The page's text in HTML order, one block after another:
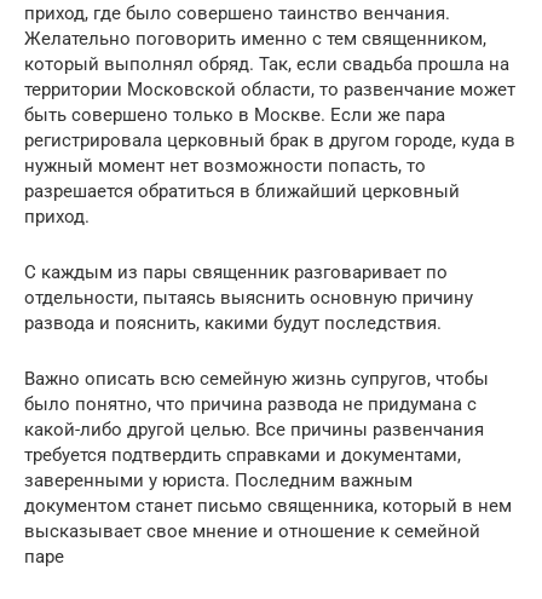
приход, где было совершено таинство венчания.
Желательно поговорить именно с тем священником,
который выполнял обряд. Так, если свадьба прошла на
территории Московской области, то развенчание может
быть совершено только в Москве. Если же пара
регистрировала церковный брак в другом городе, куда в
нужный момент нет возможности попасть, то
разрешается обратиться в ближайший церковный
приход.
С каждым из пары священник разговаривает по
отдельности, пытаясь выяснить основную причину
развода и пояснить, какими будут последствия.
Важно описать всю семейную жизнь супругов, чтобы
было понятно, что причина развода не придумана с
какой-либо другой целью. Все причины развенчания
требуется подтвердить справками и документами,
заверенными у юриста. Последним важным
документом станет письмо священника, который в нем
высказывает свое мнение и отношение к семейной
паре